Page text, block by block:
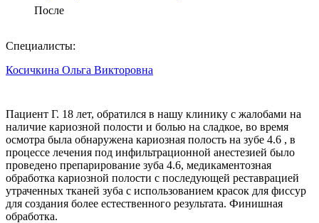
После
Специалисты:
Косичкина Ольга Викторовна
Пациент Г. 18 лет, обратился в нашу клинику с жалобами на
наличие кариозной полости и болью на сладкое, во время
осмотра была обнаружена кариозная полость на зубе 4.6 , в
процессе лечения под инфильтрационной анестезией было
проведено препарирование зуба 4.6, медикаментозная
обработка кариозной полости с последующей реставрацией
утраченных тканей зуба с использованием красок для фиссур
для создания более естественного результата. Финишная
обработка.